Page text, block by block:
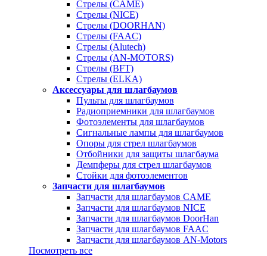
Стрелы (CAME)
Стрелы (NICE)
Стрелы (DOORHAN)
Стрелы (FAAC)
Стрелы (Alutech)
Стрелы (AN-MOTORS)
Стрелы (BFT)
Стрелы (ELKA)
Аксессуары для шлагбаумов
Пульты для шлагбаумов
Радиоприемники для шлагбаумов
Фотоэлементы для шлагбаумов
Сигнальные лампы для шлагбаумов
Опоры для стрел шлагбаумов
Отбойники для защиты шлагбаума
Демпферы для стрел шлагбаумов
Стойки для фотоэлементов
Запчасти для шлагбаумов
Запчасти для шлагбаумов CAME
Запчасти для шлагбаумов NICE
Запчасти для шлагбаумов DoorHan
Запчасти для шлагбаумов FAAC
Запчасти для шлагбаумов AN-Motors
Посмотреть все